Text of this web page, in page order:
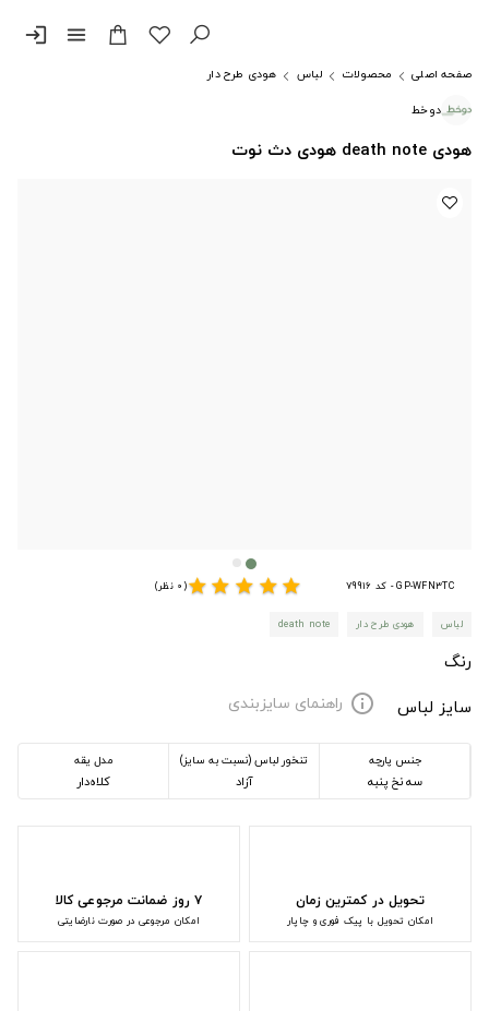
menu
login
صفحه اصلی محصولات لباس
هودی طرح دار
دوخط
هودی death note هودی دث نوت
GP-WFN3TC - کد 79916 star
star
star
star
star(0 نظر)
لباس هودی طرح دار death note
رنگ
سایز لباس
info راهنمای سایزبندی
جنس پارچه
سه نخ پنبه
تنخور لباس (نسبت به سایز)
آزاد
مدل یقه
کلاه‌دار
تحویل در کمترین زمان
امکان تحویل با پیک فوری و چاپار
۷ روز ضمانت مرجوعی کالا
امکان مرجوعی در صورت نارضایتی